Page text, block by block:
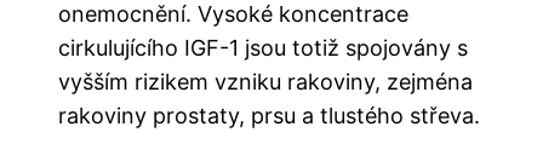
onemocnění. Vysoké koncentrace
cirkulujícího IGF-1 jsou totiž spojovány s
vyšším rizikem vzniku rakoviny, zejména
rakoviny prostaty, prsu a tlustého střeva.